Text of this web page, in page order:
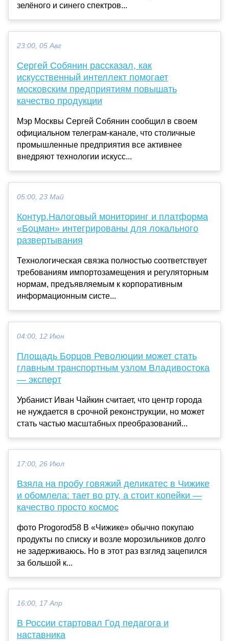
зелёного и синего спектров...
23:00, 05 Авг
Сергей Собянин рассказал, как
искусственный интеллект помогает
московским предприятиям повышать
качество продукции
Мэр Москвы Сергей Собянин сообщил в своем
официальном телеграм-канале, что столичные
промышленные предприятия все активнее
внедряют технологии искусс...
05:00, 23 Май
Контур.Налоговый мониторинг и платформа
«Боцман» интегрированы для локального
развертывания
Технологическая связка полностью соответствует
требованиям импортозамещения и регуляторным
нормам, предъявляемым к корпоративным
информационным систе...
04:00, 12 Июн
Площадь Борцов Революции может стать
главным транспортным узлом Владивостока
— эксперт
Урбанист Иван Чайкин считает, что центр города
не нуждается в срочной реконструкции, но может
стать частью масштабных преобразований...
17:00, 26 Июл
Взяла на пробу говяжий деликатес в Чижике
и обомлела: тает во рту, а стоит копейки —
качество просто космос
фото Progorod58 В «Чижике» обычно покупаю
продукты по списку и возле морозильников долго
не задерживаюсь. Но в этот раз взгляд зацепился
за большой к...
16:00, 17 Апр
В России стартовал Год педагога и
наставника